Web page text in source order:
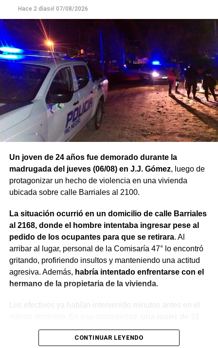
Hace 2 díasel 07/08/2026
Un joven de 24 años fue demorado durante la
madrugada del jueves (06/08) en J.J. Gómez, luego de
protagonizar un hecho de violencia en una vivienda
ubicada sobre calle Barriales al 2100.
La situación ocurrió en un domicilio de calle Barriales
al 2168, donde el hombre intentaba ingresar pese al
pedido de los ocupantes para que se retirara. Al
arribar al lugar, personal de la Comisaría 47° lo encontró
gritando, profiriendo insultos y manteniendo una actitud
agresiva. Además, habría intentado enfrentarse con el
hermano de la propietaria de la vivienda.
Los efectivos ya habían intervenido minutos antes en el
años manifestó que había compartido bebidas
alcohólicas con el joven y que, en el marco de una
CONTINUAR LEYENDO